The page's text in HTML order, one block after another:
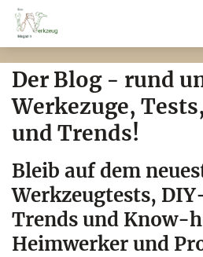
Der Blog - rund
Werkezuge,
und Trends!
Bleib auf dem
Werkzeugtests,
Trends und Know-
Heimwerker und